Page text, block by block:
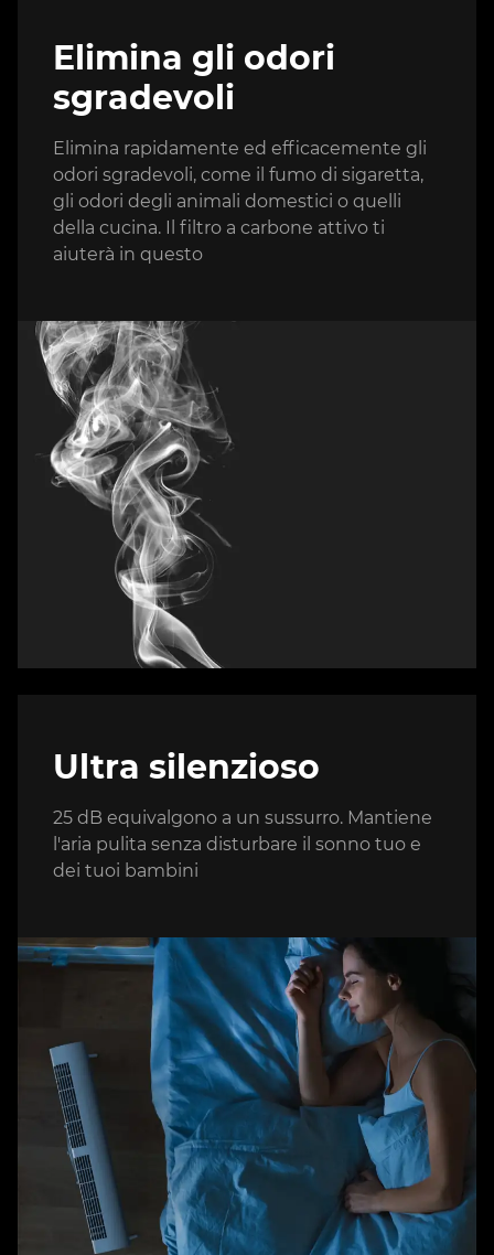
Elimina gli odori
sgradevoli
Elimina rapidamente ed efficacemente gli
odori sgradevoli, come il fumo di sigaretta,
gli odori degli animali domestici o quelli
della cucina. Il filtro a carbone attivo ti
aiuterà in questo
Ultra silenzioso
25 dB equivalgono a un sussurro. Mantiene
l'aria pulita senza disturbare il sonno tuo e
dei tuoi bambini